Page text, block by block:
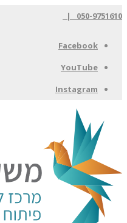
050-9751610 |
Facebook
YouTube
Instagram